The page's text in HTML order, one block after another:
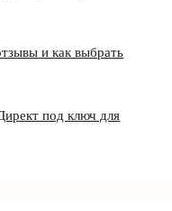
и как выбрать
под ключ для